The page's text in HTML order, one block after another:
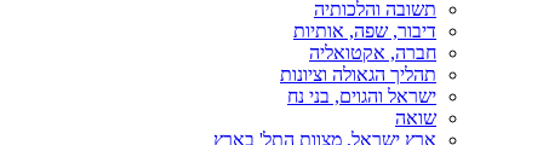
תשובה והלכותיה
דיבור, שפה, אותיות
חברה, אקטואליה
תהליך הגאולה וציונות
ישראל והגוים, בני נח
שואה
ארץ ישראל, מצוות התל' בארץ